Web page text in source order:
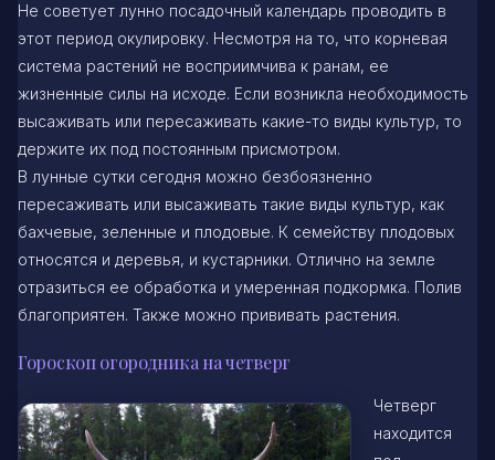
Не советует лунно посадочный календарь проводить в
этот период окулировку. Несмотря на то, что корневая
система растений не восприимчива к ранам, ее
жизненные силы на исходе. Если возникла необходимость
высаживать или пересаживать какие-то виды культур, то
держите их под постоянным присмотром.
В лунные сутки сегодня можно безбоязненно
пересаживать или высаживать такие виды культур, как
бахчевые, зеленные и плодовые. К семейству плодовых
относятся и деревья, и кустарники. Отлично на земле
отразиться ее обработка и умеренная подкормка. Полив
благоприятен. Также можно прививать растения.
Гороскоп огородника на четверг
Четверг
находится